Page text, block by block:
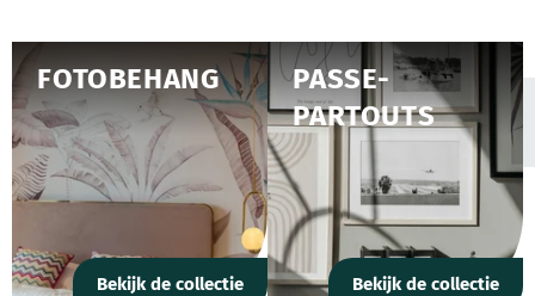
FOTOBEHANG
Bekijk de collectie
PASSE-
PARTOUTS
Bekijk de collectie